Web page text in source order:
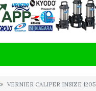
VERNIER CALIPER INSIZE 1205